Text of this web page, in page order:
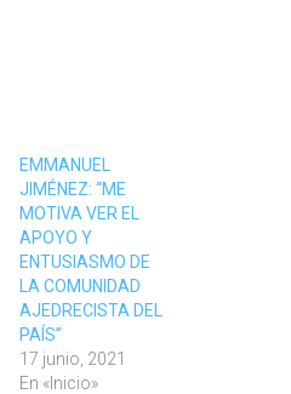
EMMANUEL
JIMÉNEZ: “ME
MOTIVA VER EL
APOYO Y
ENTUSIASMO DE
LA COMUNIDAD
AJEDRECISTA DEL
PAÍS”
17 junio, 2021
En «Inicio»